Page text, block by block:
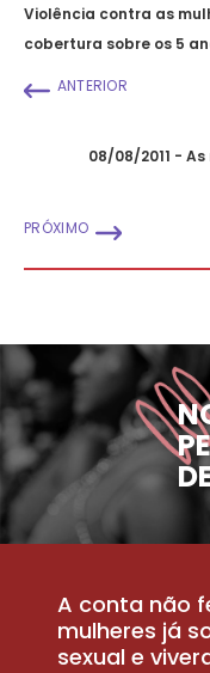
Violência contra as
cobertura sobre os 5
ANTERIOR
08/08/2011 -
PRÓXIMO
A conta não
mulheres já
sexual e